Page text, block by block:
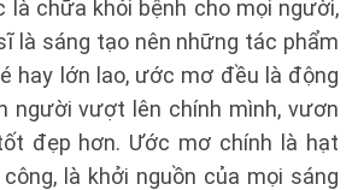
là chữa khỏi bệnh cho mọi người,
là sáng tạo nên những tác phẩm
hay lớn lao, ước mơ đều là động
người vượt lên chính mình, vươn
đẹp hơn. Ước mơ chính là hạt
là khởi nguồn của mọi sáng